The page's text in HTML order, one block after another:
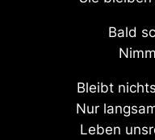
Bald
Bleibt
Nur
Leben